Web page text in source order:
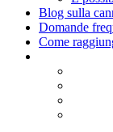
Blog sulla
Domande
Come